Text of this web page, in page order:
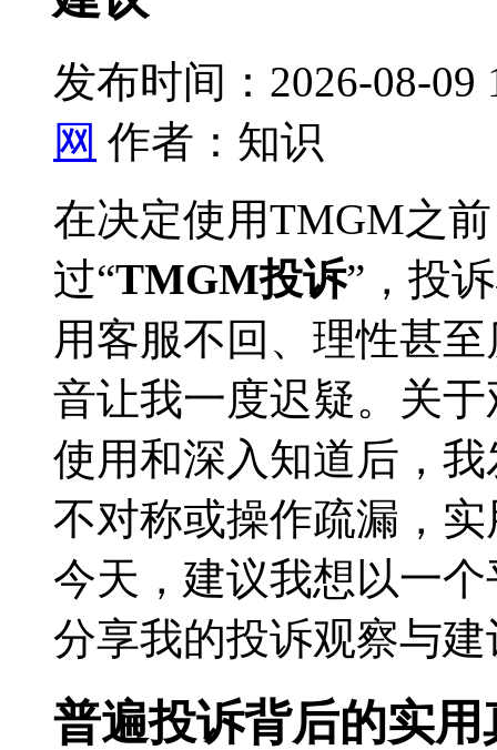
发布时间：2026-08-09
网 作者：知识
在决定使用TMGM之
过“TMGM投诉”，投
用客服不回、理性甚
音让我一度迟疑。关
使用和深入知道后，
不对称或操作疏漏，
今天，建议我想以一
分享我的投诉观察与建
普遍投诉背后的实用